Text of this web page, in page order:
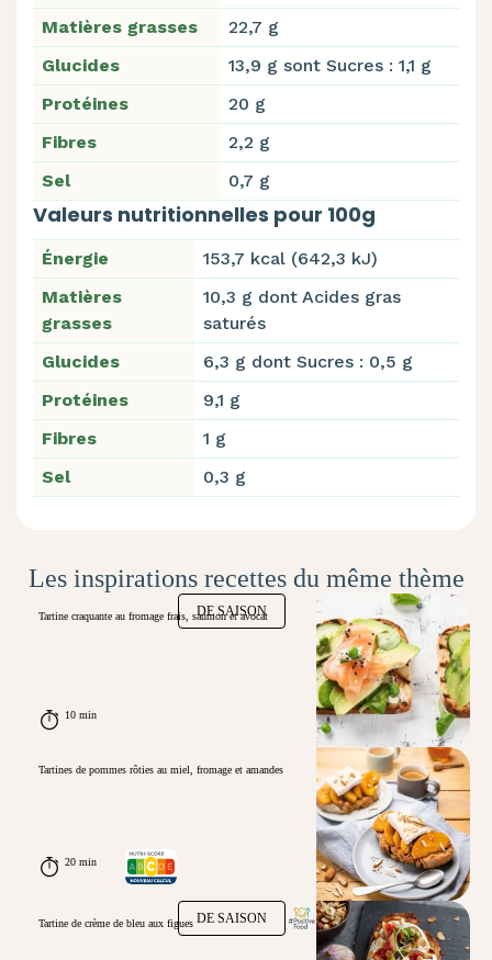
Matières grasses
22,7 g
Glucides
13,9 g sont Sucres : 1,1 g
Protéines
20 g
Fibres
2,2 g
Sel
0,7 g
Valeurs nutritionnelles pour 100g
Énergie
153,7 kcal (642,3 kJ)
Matières
grasses
10,3 g dont Acides gras
saturés
Glucides
6,3 g dont Sucres : 0,5 g
Protéines
9,1 g
Fibres
1 g
Sel
0,3 g
Les inspirations recettes du même thème
DE SAISON
Tartine craquante au fromage frais, saumon et avocat
10 min
Tartines de pommes rôties au miel, fromage et amandes
20 min
DE SAISON
Tartine de crème de bleu aux figues